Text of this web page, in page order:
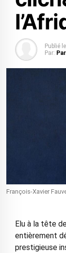
Publié
Par:
François-Xavier
Elu à la tête
entièrement
prestigieuse